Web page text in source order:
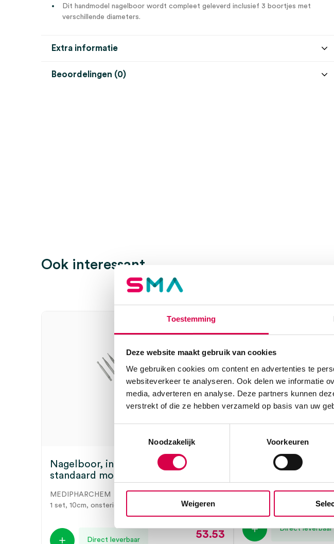
Toestemming
Deze website maakt gebruik van cookies
We gebruiken cookies om content en advertenties te
websiteverkeer te analyseren. Ook delen we informatie
media, adverteren en analyse. Deze partners kunnen
verstrekt of die ze hebben verzameld op basis van uw
Noodzakelijk
Voorkeuren
Weigeren
Dit handmodel nagelboor wordt compleet geleverd inclusief 3 boortjes met
verschillende diameters.
Extra informatie
Beoordelingen (0)
Ook interessant
Nagelboor, incl. 3 nagelboortjes,
standaard model (set)
MEDIPHARCHEM
1 set, 10cm, onsteriel
Direct leverbaar 53.53
Radolf nageltang,
MEDIPHARCHEM
1 stuk, 14cm, Radolf
Direct leverbaar